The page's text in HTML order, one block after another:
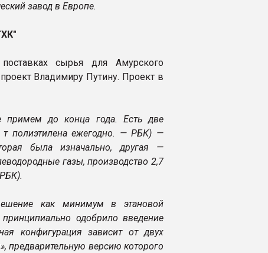
завод в Европе.
сырья для Амурского
Владимиру Путину. Проект в
примем до конца года. Есть две
т полиэтилена ежегодно. — РБК) —
была изначально, другая —
газы, производство 2,7
как минимум в этановой
одобрило введение
конфигурация зависит от двух
предварительную версию которого